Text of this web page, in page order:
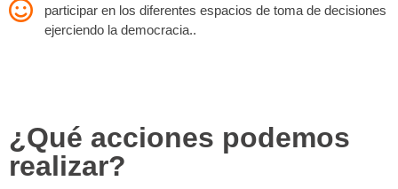
participar en los diferentes espacios de toma de decisiones
ejerciendo la democracia..
¿Qué acciones podemos
realizar?